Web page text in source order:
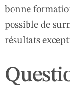
bonne
possible de
résultats